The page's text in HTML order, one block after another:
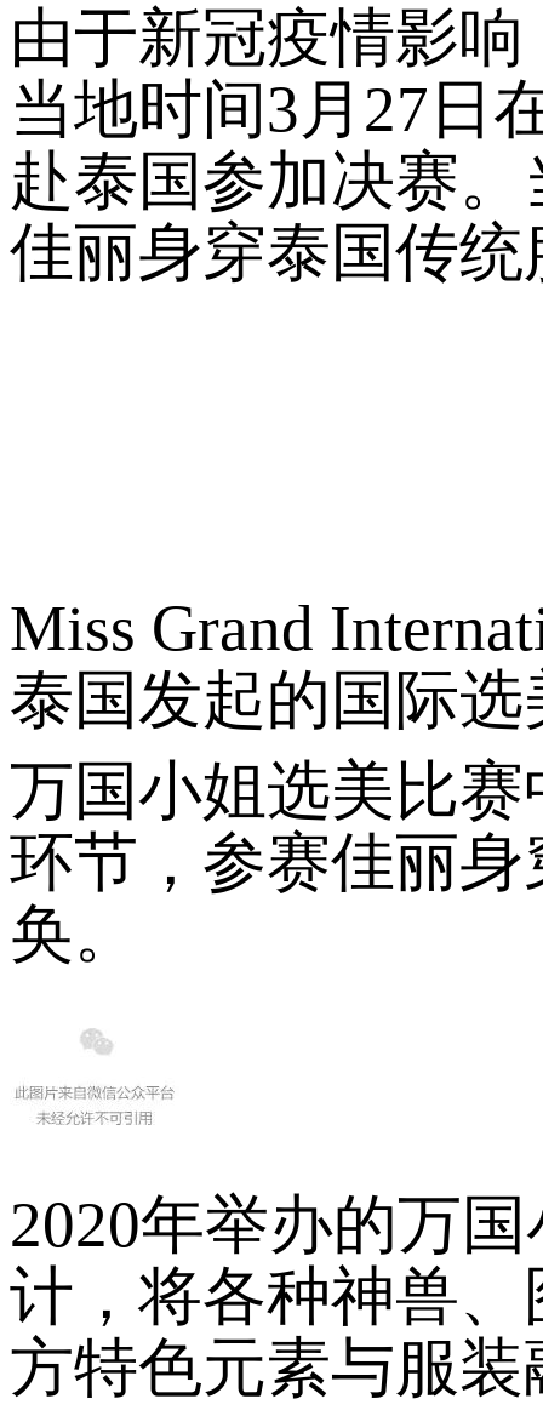
由于新冠疫情影
当地时间3月27日
赴泰国参加决赛
佳丽身穿泰国传
Miss Grand
泰国发起的国际
万国小姐选美比
环节，参赛佳丽
奂。
2020年举办的万
计，将各种神兽
方特色元素与服